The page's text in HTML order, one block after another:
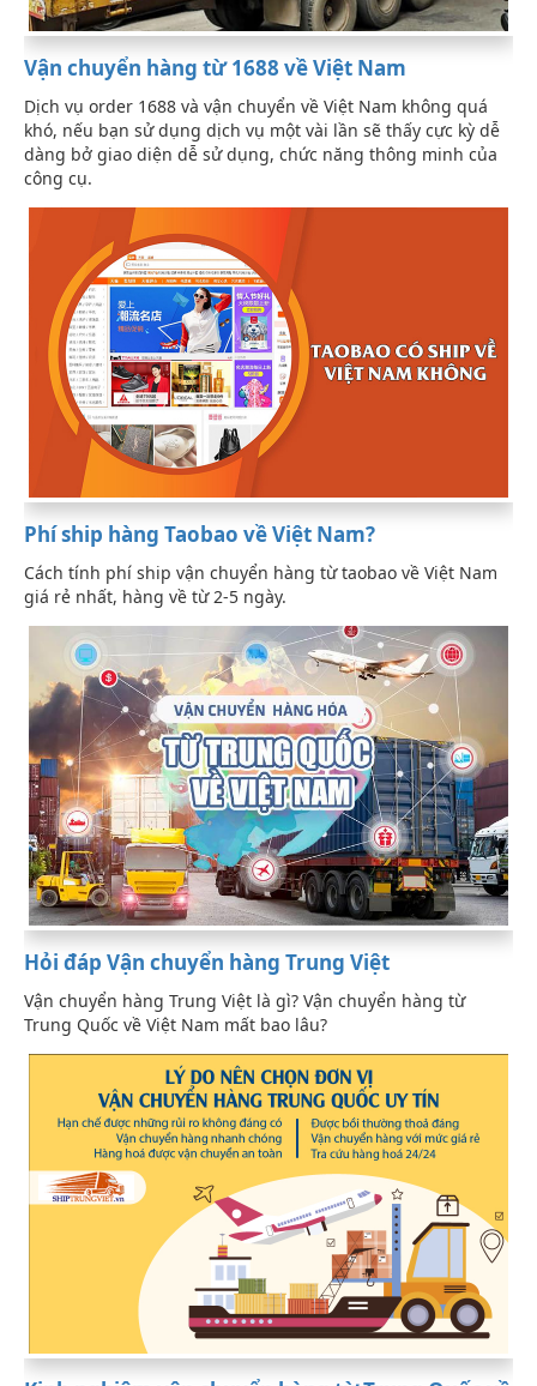
Vận chuyển hàng từ 1688 về Việt Nam
Dịch vụ order 1688 và vận chuyển về Việt Nam không quá
khó, nếu bạn sử dụng dịch vụ một vài lần sẽ thấy cực kỳ dễ
dàng bở giao diện dễ sử dụng, chức năng thông minh của
công cụ.
Phí ship hàng Taobao về Việt Nam?
Cách tính phí ship vận chuyển hàng từ taobao về Việt Nam
giá rẻ nhất, hàng về từ 2-5 ngày.
Hỏi đáp Vận chuyển hàng Trung Việt
Vận chuyển hàng Trung Việt là gì? Vận chuyển hàng từ
Trung Quốc về Việt Nam mất bao lâu?